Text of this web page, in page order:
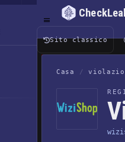
Sito classico
Casa /